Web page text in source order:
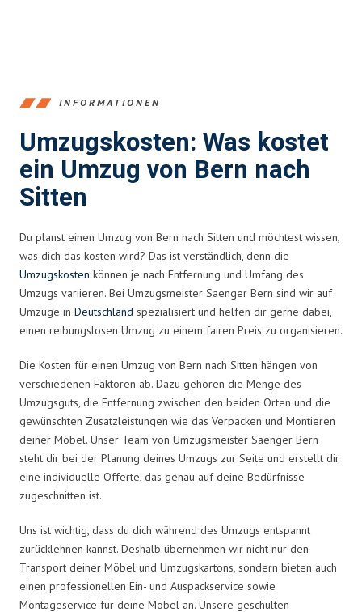
INFORMATIONEN
Umzugskosten: Was kostet
ein Umzug von Bern nach
Sitten
Du planst einen Umzug von Bern nach Sitten und möchtest wissen,
was dich das kosten wird? Das ist verständlich, denn die
Umzugskosten können je nach Entfernung und Umfang des
Umzugs variieren. Bei Umzugsmeister Saenger Bern sind wir auf
Umzüge in Deutschland spezialisiert und helfen dir gerne dabei,
einen reibungslosen Umzug zu einem fairen Preis zu organisieren.
Die Kosten für einen Umzug von Bern nach Sitten hängen von
verschiedenen Faktoren ab. Dazu gehören die Menge des
Umzugsguts, die Entfernung zwischen den beiden Orten und die
gewünschten Zusatzleistungen wie das Verpacken und Montieren
deiner Möbel. Unser Team von Umzugsmeister Saenger Bern
steht dir bei der Planung deines Umzugs zur Seite und erstellt dir
eine individuelle Offerte, das genau auf deine Bedürfnisse
zugeschnitten ist.
Uns ist wichtig, dass du dich während des Umzugs entspannt
zurücklehnen kannst. Deshalb übernehmen wir nicht nur den
Transport deiner Möbel und Umzugskartons, sondern bieten auch
einen professionellen Ein- und Auspackservice sowie
Montageservice für deine Möbel an. Unsere geschulten